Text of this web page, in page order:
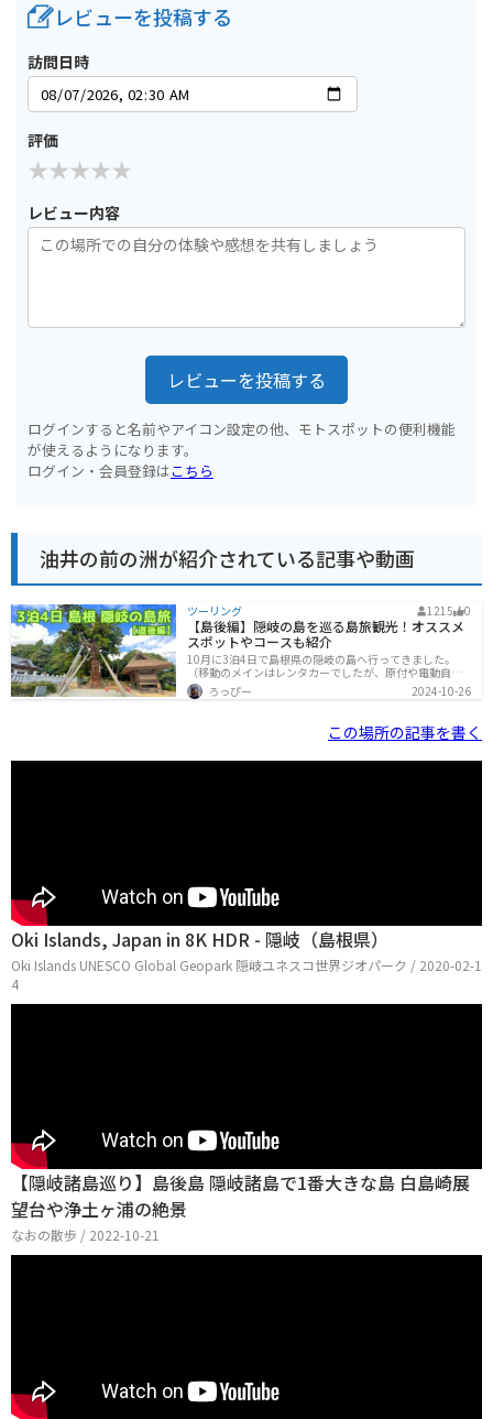
レビューを投稿する
訪問日時
評価
レビュー内容
レビューを投稿する
ログインすると名前やアイコン設定の他、モトスポットの便利機能
が使えるようになります。
ログイン・会員登録はこちら
油井の前の洲が紹介されている記事や動画
ツーリング 1215 0
【島後編】隠岐の島を巡る島旅観光！オススメ
スポットやコースも紹介
10月に3泊4日で島根県の隠岐の島へ行ってきました。
（移動のメインはレンタカーでしたが、原付や電動自転
車も借りて走ったので、一応ツーリングということで）
隠岐はどんな島なのか隠岐は、島根県北部にある4つの島
番大きな島後島を島後（どうご）、中ノ島・西ノ島・知
夫里島を合わせて島前（どうぜん）と呼びます。島後に
行機がないので、船で渡ることになります。島前には、1
ろっぴー 2024-10-26
この場所の記事を書く
Oki Islands, Japan in 8K HDR - 隠岐（島根県）
Oki Islands UNESCO Global Geopark 隠岐ユネスコ世界ジオパーク / 2020-02-1
4
【隠岐諸島巡り】島後島 隠岐諸島で1番大きな島 白島崎展
望台や浄土ヶ浦の絶景
なおの散歩 / 2022-10-21